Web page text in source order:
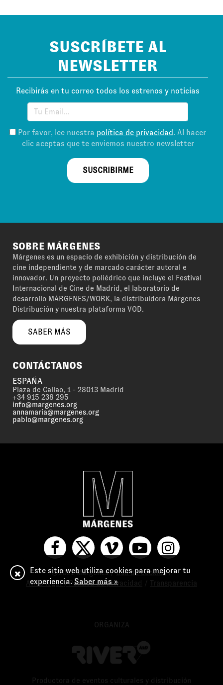
SUSCRÍBETE AL
NEWSLETTER
Recibirás en tu correo todos los estrenos y noticias
Por favor, lee nuestra política de privacidad. Al hacer
clic aceptas que te enviemos nuestro newsletter
SUSCRIBIRME
SOBRE MÁRGENES
Márgenes es un espacio de exhibición y distribución de
cine independiente y de marcado carácter autoral e
innovador. Un proyecto poliédrico que incluye el Festival
Internacional de Cine de Madrid, el laboratorio de
desarrollo MÁRGENES/WORK, la distribuidora Márgenes
Distribución y nuestra plataforma VOD.
SABER MÁS
CONTÁCTANOS
ESPAÑA
Plaza de Callao, 1 - 28013 Madrid
+34 915 238 295
info@margenes.org
annamaria@margenes.org
pablo@margenes.org
©2021 Márgenes /Uso de cookies/
Aviso legal y Política de privacidad
Transparencia
ORGANIZA
Productora de eventos culturales y distribución
Este sitio web utiliza cookies para mejorar tu
experiencia.Saber más »